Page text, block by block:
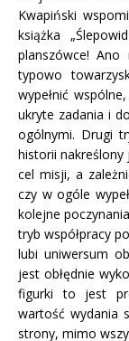
Kwapiński
książka
planszówce!
typowo
wypełnić
ukryte zadania i
ogólnymi. Drugi
historii nakreślony
cel misji, a
czy w ogóle
kolejne
tryb współpracy
lubi uniwersum
jest obłędnie
figurki to jest
wartość wydania
strony, mimo